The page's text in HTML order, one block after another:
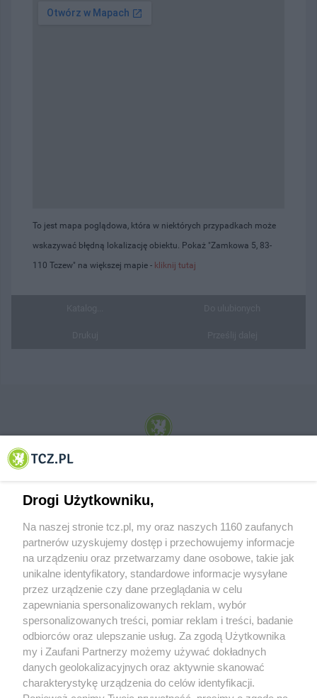
To jest mapa poglądowa, która w niektórych przypadkach może
wskazywać błędną lokalizację obiektu. Pokaż "Zamkowa 5, 83-
110 Tczew" na większej mapie - kliknij tutaj
© 2001-2026 Tczew - TCZ.PL Sp. z o.o. Internetowy Serwis Informacyjny Miasta
O FIRMIE POLITYKA PRYWATNOŚCI HOSTING
REKLAMA WSPÓŁPRACA RSS FACEBOOK KONTAKT
Nasze serwisy
Aktualności Muzyka i kultura
Drogi Użytkowniku,
Na naszej stronie tcz.pl, my oraz naszych 1160 zaufanych
partnerów uzyskujemy dostęp i przechowujemy informacje
na urządzeniu oraz przetwarzamy dane osobowe, takie jak
unikalne identyfikatory, standardowe informacje wysyłane
przez urządzenie czy dane przeglądania w celu
zapewniania spersonalizowanych reklam, wybór
spersonalizowanych treści, pomiar reklam i treści, badanie
odbiorców oraz ulepszanie usług. Za zgodą Użytkownika
my i Zaufani Partnerzy możemy używać dokładnych
danych geolokalizacyjnych oraz aktywnie skanować
charakterystykę urządzenia do celów identyfikacji.